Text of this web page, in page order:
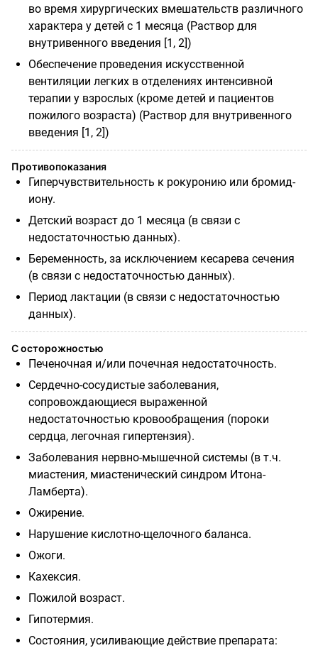
во время хирургических вмешательств различного
характера у детей с 1 месяца (Раствор для
внутривенного введения [1, 2])
Обеспечение проведения искусственной
вентиляции легких в отделениях интенсивной
терапии у взрослых (кроме детей и пациентов
пожилого возраста) (Раствор для внутривенного
введения [1, 2])
Противопоказания
Гиперчувствительность к рокуронию или бромид-
иону.
Детский возраст до 1 месяца (в связи с
недостаточностью данных).
Беременность, за исключением кесарева сечения
(в связи с недостаточностью данных).
Период лактации (в связи с недостаточностью
данных).
С осторожностью
Печеночная и/или почечная недостаточность.
Сердечно-сосудистые заболевания,
сопровождающиеся выраженной
недостаточностью кровообращения (пороки
сердца, легочная гипертензия).
Заболевания нервно-мышечной системы (в т.ч.
миастения, миастенический синдром Итона-
Ламберта).
Ожирение.
Нарушение кислотно-щелочного баланса.
Ожоги.
Кахексия.
Пожилой возраст.
Гипотермия.
Состояния, усиливающие действие препарата: